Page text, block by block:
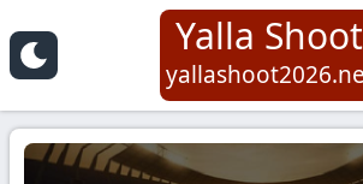
Yalla Shoot